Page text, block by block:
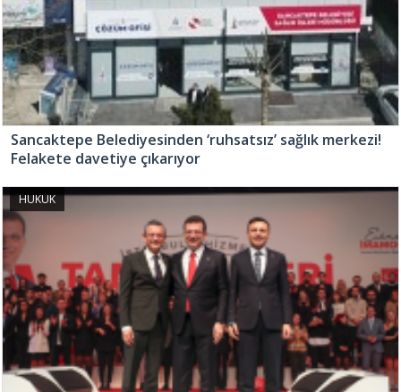
Sancaktepe Belediyesinden ‘ruhsatsız’ sağlık merkezi!
Felakete davetiye çıkarıyor
HUKUK